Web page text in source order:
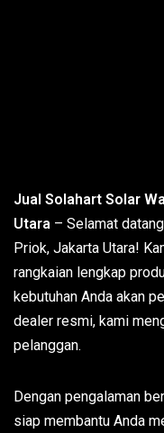
Jual Solahart Solar
Utara – Selamat
Priok, Jakarta Utara!
rangkaian lengkap
kebutuhan Anda akan
dealer resmi, kami
pelanggan.
Dengan pengalaman
siap membantu Anda